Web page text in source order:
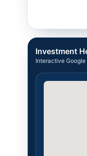
Investment
Interactive